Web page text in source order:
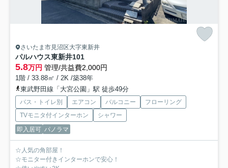
さいたま市見沼区大字東新井
パルハウス東新井101
5.8万円 管理/共益費2,000円
1階 / 33.88㎡ / 2K /築38年
東武野田線「大宮公園」駅 徒歩49分
バス・トイレ別 エアコン バルコニー
フローリング
TVモニタ付インターホン
シャワー
即入居可 パノラマ
☆人気の角部屋！
☆モニター付きインターホンで安心！